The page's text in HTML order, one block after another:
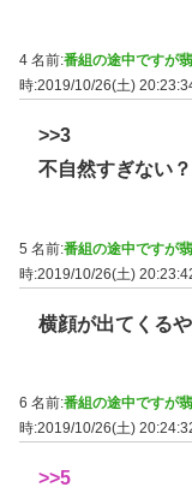
4 名前:番組の途中ですが
時:2019/10/26(土)
>>3
不自然すぎない？
5 名前:番組の途中ですが
時:2019/10/26(土)
横顔が出てくる
6 名前:番組の途中ですが
時:2019/10/26(土)
>>5